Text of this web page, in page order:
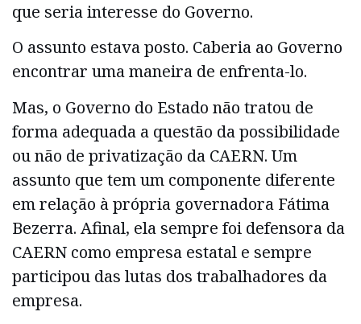
que seria interesse do Governo.
O assunto estava posto. Caberia ao Governo
encontrar uma maneira de enfrenta-lo.
Mas, o Governo do Estado não tratou de
forma adequada a questão da possibilidade
ou não de privatização da CAERN. Um
assunto que tem um componente diferente
em relação à própria governadora Fátima
Bezerra. Afinal, ela sempre foi defensora da
CAERN como empresa estatal e sempre
participou das lutas dos trabalhadores da
empresa.